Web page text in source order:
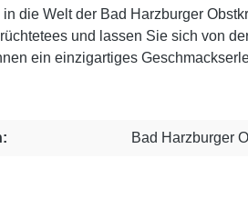
die Welt der Bad Harzburger
und lassen Sie sich von
ein einzigartiges
Bad Harzburger